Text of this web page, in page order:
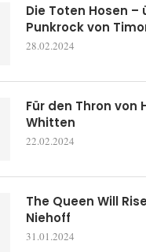
Die Toten Hosen –
Punkrock von
28.02.2024
Für den Thron von
Whitten
22.02.2024
The Queen Will
Niehoff
31.01.2024